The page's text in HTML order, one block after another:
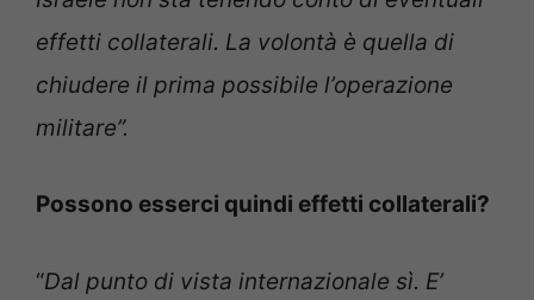
effetti collaterali. La volontà è quella di
chiudere il prima possibile l’operazione
militare”.
Possono esserci quindi effetti collaterali?
“Dal punto di vista internazionale sì. E’